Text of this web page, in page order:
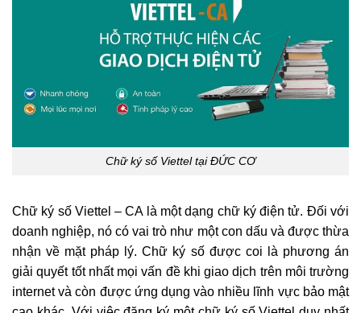
Chữ ký số Viettel tại ĐỨC CƠ
Chữ ký số Viettel – CA là một dạng chữ ký điện tử. Đối với
doanh nghiệp, nó có vai trò như một con dấu và được thừa
nhận về mặt pháp lý. Chữ ký số được coi là phương án
giải quyết tốt nhất mọi vấn đề khi giao dịch trên môi trường
internet và còn được ứng dụng vào nhiều lĩnh vực bảo mật